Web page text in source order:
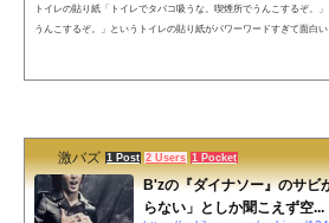
トイレの貼り紙「トイレでタバコ吸うな。喫煙所でうんこするぞ。
うんこするぞ。」というトイレの貼り紙がパワーワードすぎて面白
激バズ 1 Post 2 Users 1 Pocket
B'zの『ダイナソー』のサビ
らない」としか聞こえず空...